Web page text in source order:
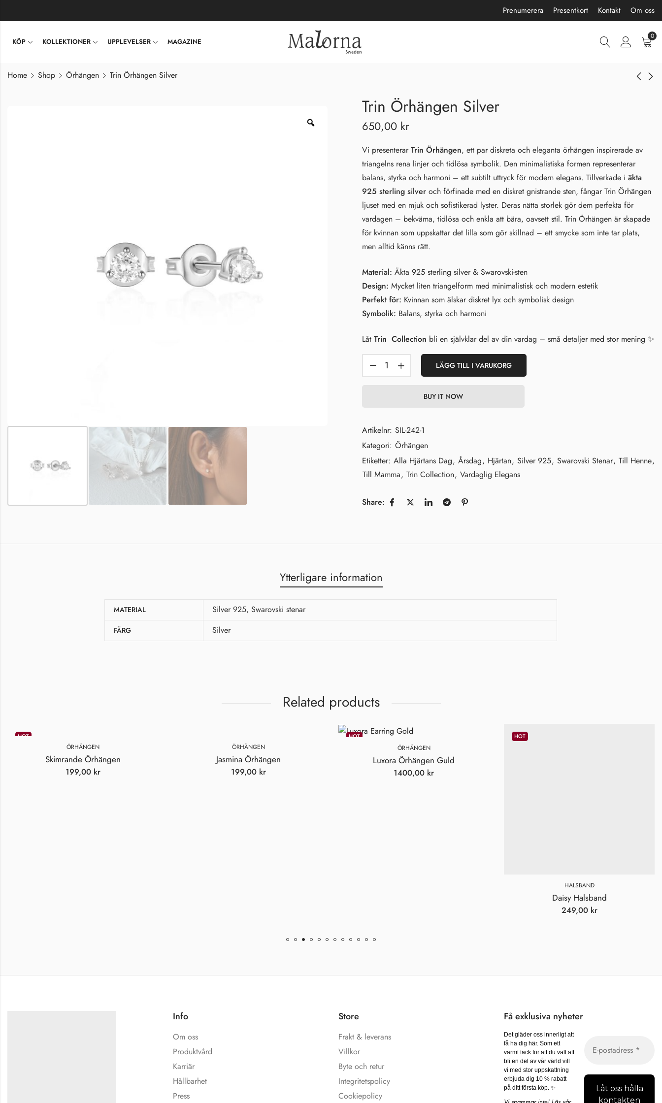
Prenumerera Presentkort Kontakt Om oss
KÖP KOLLEKTIONER UPPLEVELSER MAGAZINE
0
Home Shop Örhängen Trin Örhängen Silver
Trin Örhängen Silver
650,00 kr
Vi presenterarTrin Örhängen, ett par diskreta och eleganta örhängen inspirerade av
triangelns rena linjer och tidlösa symbolik. Den minimalistiska formen representerar
balans, styrka och harmoni – ett subtilt uttryck för modern elegans. Tillverkade i äkta
925 sterling silver och förfinade med en diskret gnistrande sten, fångar Trin Örhängen
ljuset med en mjuk och sofistikerad lyster. Deras nätta storlek gör dem perfekta för
vardagen – bekväma, tidlösa och enkla att bära, oavsett stil. Trin Örhängen är skapade
för kvinnan som uppskattar det lilla som gör skillnad – ett smycke som inte tar plats,
men alltid känns rätt.
Material: Äkta 925 sterling silver & Swarovski-sten
Design: Mycket liten triangelform med minimalistisk och modern estetik
Perfekt för: Kvinnan som älskar diskret lyx och symbolisk design
Symbolik: Balans, styrka och harmoni
Låt Trin Collection bli en självklar del av din vardag – små detaljer med stor mening ✨
LÄGG TILL I VARUKORG
BUY IT NOW
Artikelnr: SIL-242-1
Kategori: Örhängen
Etiketter: Alla Hjärtans Dag, Årsdag, Hjärtan, Silver 925, Swarovski Stenar, Till Henne,
Till Mamma, Trin Collection, Vardaglig Elegans
Share:
Ytterligare information
MATERIAL Silver 925, Swarovski stenar
FÄRG Silver
Related products
HOT
ÖRHÄNGEN
Skimrande Örhängen
199,00 kr
ÖRHÄNGEN
Jasmina Örhängen
199,00 kr
HOT
ÖRHÄNGEN
Luxora Örhängen Guld
1400,00 kr
HOT
HALSBAND
Daisy Halsband
249,00 kr
Info
Om oss
Produktvård
Karriär
Hållbarhet
Press
Store
Frakt & leverans
Villkor
Byte och retur
Integritetspolicy
Cookiepolicy
Få exklusiva nyheter
Det gläder oss innerligt att
få ha dig här. Som ett
varmt tack för att du valt att
bli en del av vår värld vill
vi med stor uppskattning
erbjuda dig 10 % rabatt
på ditt första köp. ✨
Shine Brightly!
Vi spammar inte! Läs vår
integritetspolicyför mer info.